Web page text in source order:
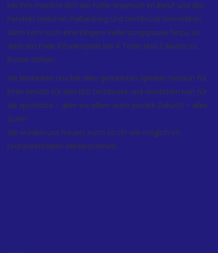
bei ihm machte sich der hohe Anspruch im Beruf und das
Pendeln zwischen Peißenberg und Lechbruck bemerkbar,
dann kam noch eine längere Verletzungspause hinzu, so
dass am Ende 11 Punktspiele bei 4 Toren und 2 Assists zu
Buche stehen.
Wir bedanken uns bei allen genannten Spielern herzlich für
Ihren Einsatz für den ERC Lechbruck und wünschen nun für
die sportliche – aber vor allem auch private Zukunft – alles
Gute!
Wir würden uns freuen, euch so oft wie möglich im
Lechparkstadion wiederzusehen.